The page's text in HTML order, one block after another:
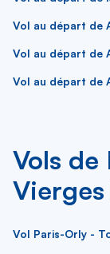
Vol au départ de
Vol au départ de
Vol au départ de
Vols de
Vol Paris-Orly -